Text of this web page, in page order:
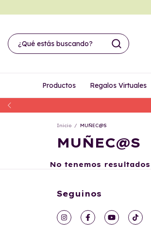
Productos Regalos Virtuales
Inicio / MUÑEC@S
MUÑEC@S
No tenemos
Seguinos